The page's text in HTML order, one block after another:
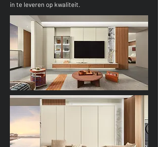
in te leveren op kwaliteit.